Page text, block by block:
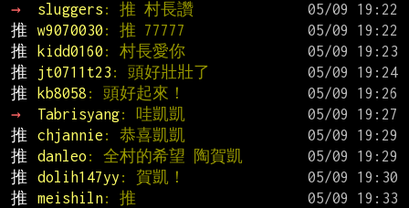
→
sluggers : 推 村長讚
推
w9070030 : 推 77777
推
kidd0160 : 村長愛你
推
jt0711t23 : 頭好壯壯了
推
kb8058 : 頭好起來！
→
Tabrisyang: 哇凱凱
推
chjannie : 恭喜凱凱
推
danleo : 全村的希望 陶賀凱
推
dolih147yy : 賀凱！
推
meishiln: 推